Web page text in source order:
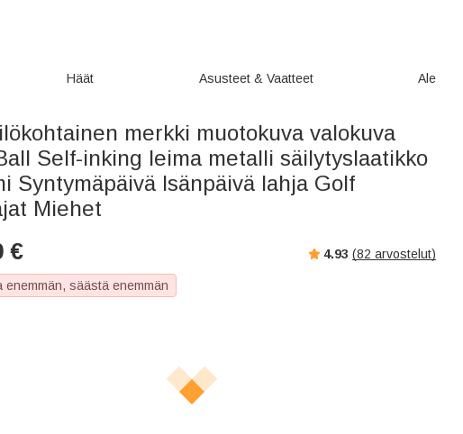
Häät Asusteet & Vaatteet Ale
merkki muotokuva valokuva
Self-inking leima metalli säilytyslaatikko
Syntymäpäivä Isänpäivä lahja Golf
Miehet
€ 4.93 (82 arvostelut)
enemmän, säästä enemmän